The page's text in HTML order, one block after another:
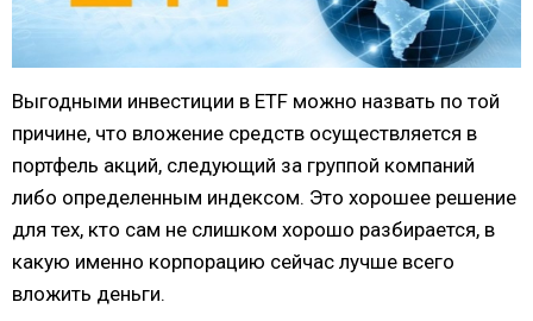
Выгодными инвестиции в ETF можно назвать по той
причине, что вложение средств осуществляется в
портфель акций, следующий за группой компаний
либо определенным индексом. Это хорошее решение
для тех, кто сам не слишком хорошо разбирается, в
какую именно корпорацию сейчас лучше всего
вложить деньги.